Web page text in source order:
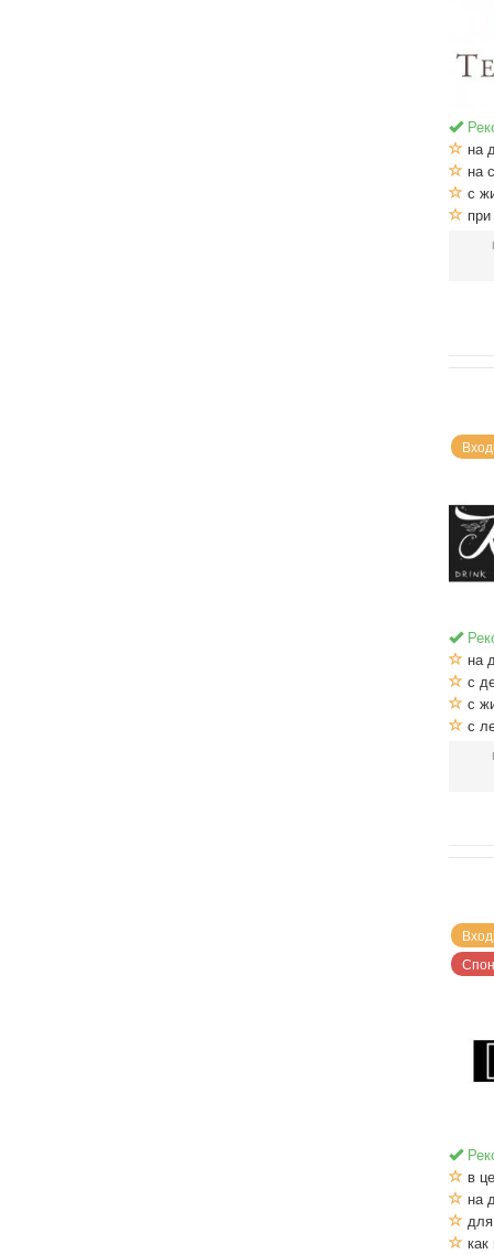
на
на
с
на
с
с
с
в
на
как